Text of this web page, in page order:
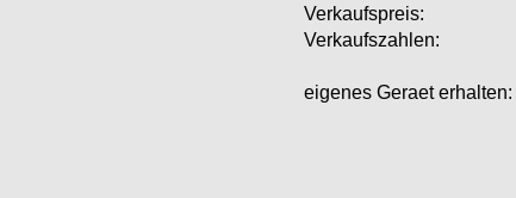
Verkaufspreis:
Verkaufszahlen:
eigenes Geraet erhalten: